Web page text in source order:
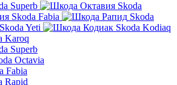
Superb
Skoda
Skoda Fabia
Skoda
Skoda Yeti
Skoda Kodiaq
Karoq
Superb
Octavia
Fabia
Rapid